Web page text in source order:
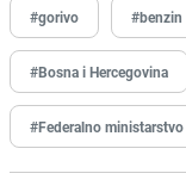
#gorivo #benzin
#Bosna i Hercegovina
#Federalno